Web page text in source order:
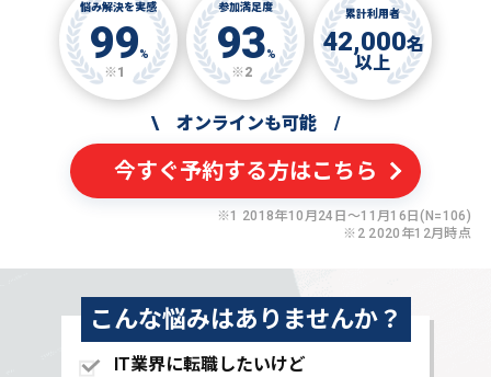
悩み解決を実感
99%
※1
参加満足度
93%
※2
累計利用者
42,000名
以上
\ オンラインも可能 /
今すぐ予約する方はこちら
※1 2018年10月24日〜11月16日(N=106)
※2 2020年12月時点
こんな悩みはありませんか？
IT業界に転職したいけど